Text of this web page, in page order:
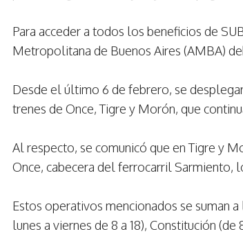
Para acceder a todos los beneficios de
Metropolitana de Buenos Aires (AMBA)
Desde el último 6 de febrero, se
trenes de Once, Tigre y Morón, que
Al respecto, se comunicó que en Tigre y
Once, cabecera del ferrocarril Sarmiento,
Estos operativos mencionados se suman
lunes a viernes de 8 a 18), Constitución (de